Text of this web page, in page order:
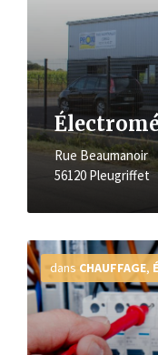
Rue Beaumanoir
56120 Pleugriffet
dans CHAUFFAGE,
Plus
d'infos